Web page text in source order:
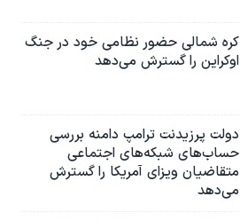
کره شمالی حضور نظامی خود در جنگ
اوکراین را گسترش می‌دهد
دولت پرزیدنت ترامپ دامنه بررسی
حساب‌های شبکه‌های اجتماعی
متقاضیان ویزای آمریکا را گسترش
می‌دهد